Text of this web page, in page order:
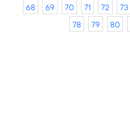
68
69 70 71 72 73
78
79 80